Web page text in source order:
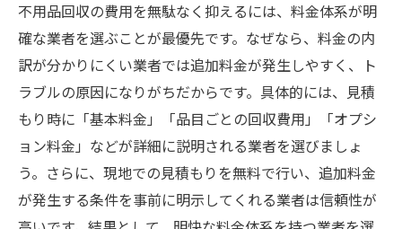
不用品回収の費用を無駄なく抑えるには、料金体系が明
確な業者を選ぶことが最優先です。なぜなら、料金の内
訳が分かりにくい業者では追加料金が発生しやすく、ト
ラブルの原因になりがちだからです。具体的には、見積
もり時に「基本料金」「品目ごとの回収費用」「オプシ
ョン料金」などが詳細に説明される業者を選びましょ
う。さらに、現地での見積もりを無料で行い、追加料金
が発生する条件を事前に明示してくれる業者は信頼性が